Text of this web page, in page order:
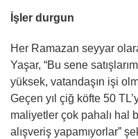
İşler durgun
Her Ramazan seyyar
Yaşar, “Bu sene
yüksek, vatandaşın işi
Geçen yıl çiğ köfte 50
maliyetler çok pahalı hal
alışveriş yapamıyorlar”